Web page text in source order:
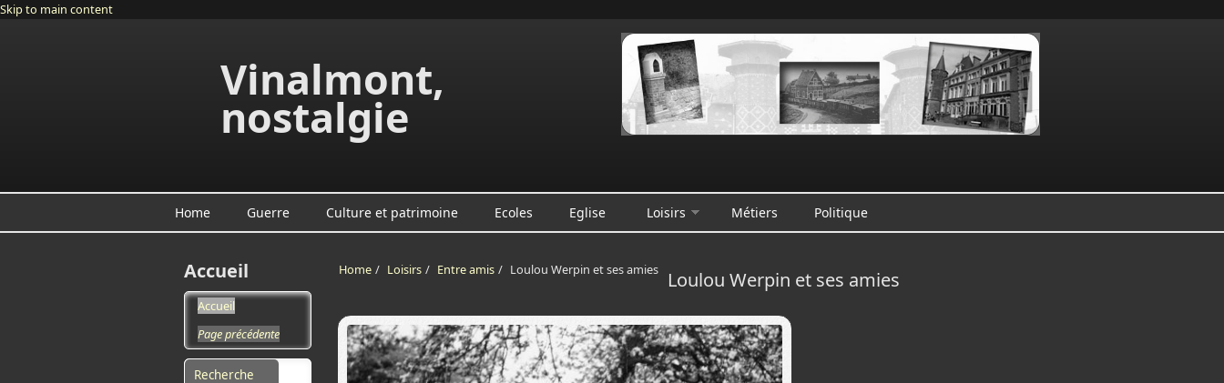
Skip to main content
Vinalmont,
nostalgie
Home Guerre Culture et patrimoine Ecoles Eglise Loisirs Métiers Politique
Accueil
Accueil
Page précédente
Search form
Home / Loisirs / Entre amis / Loulou Werpin et ses amies Loulou Werpin et ses amies